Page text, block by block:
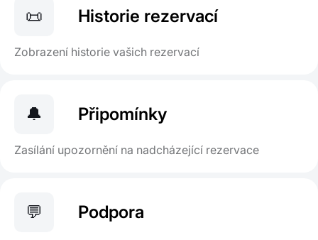
📜 Historie rezervací
Zobrazení historie vašich rezervací
🔔 Připomínky
Zasílání upozornění na nadcházející rezervace
💬 Podpora